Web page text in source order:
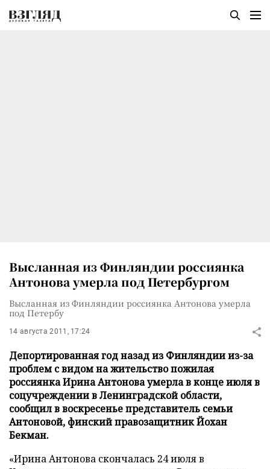
Высланная из Финляндии россиянка
Антонова умерла под Петербургом
Высланная из Финляндии россиянка Антонова умерла
под Петербу
14 августа 2011, 17:24
Депортированная год назад из Финляндии из-за
проблем с видом на жительство пожилая
россиянка Ирина Антонова умерла в конце июля в
соцучреждении в Ленинградской области,
сообщил в воскресенье представитель семьи
Антоновой, финский правозащитник Йохан
Бекман.
«Ирина Антонова скончалась 24 июля в